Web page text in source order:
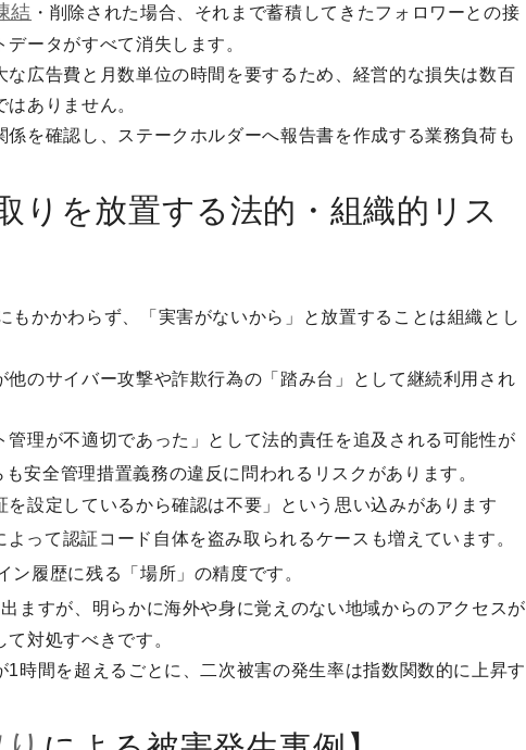
結 ・削除された場合、それまで蓄積してきたフォロワーとの接
ータがすべて消失します。
な広告費と月数単位の時間を要するため、経営的な損失は数百
ありません。
を確認し、ステークホルダーへ報告書を作成する業務負荷も
りを放置する法的・組織的リス
もかかわらず、「実害がないから」と放置することは組織とし
のサイバー攻撃や詐欺行為の「踏み台」として継続利用され
管理が不適切であった」として法的責任を追及される可能性が
も安全管理措置義務の違反に問われるリスクがあります。
設定しているから確認は不要」という思い込みがあります
よって認証コード自体を盗み取られるケースも増えています。
ン履歴に残る「場所」の精度です。
ますが、明らかに海外や身に覚えのない地域からのアクセスが
対処すべきです。
時間を超えるごとに、二次被害の発生率は指数関数的に上昇す